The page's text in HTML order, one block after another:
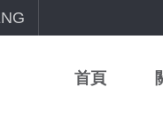
首頁